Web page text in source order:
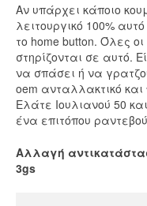
Αν υπάρχει κάποιο
λειτουργικό 100%
το home button. Όλες
στηρίζονται σε αυτό.
να σπάσει ή να
oem ανταλλακτικό
Ελάτε Ιουλιανού 50
ένα επιτόπου
Αλλαγή
3gs